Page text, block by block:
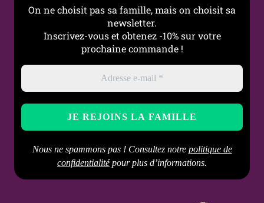
Occasions
Mode alternative, soirée,
concert, festival, cadeau
Tour de taille
À choisir environ 10 cm
en dessous de la longueur
sans produits abrasifs
On ne choisit pas sa famille, mais on choisit sa
newsletter.
Inscrivez-vous et obtenez -10% sur votre
prochaine commande !
Nous ne spammons pas ! Consultez notre politique de
confidentialitépour plus d’informations.